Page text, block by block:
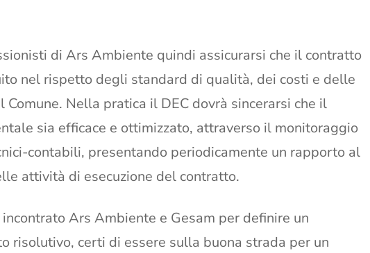
di Ars Ambiente quindi assicurarsi che il contratto
nel rispetto degli standard di qualità, dei costi e delle
Comune. Nella pratica il DEC dovrà sincerarsi che il
sia efficace e ottimizzato, attraverso il monitoraggio
contabili, presentando periodicamente un rapporto al
attività di esecuzione del contratto.
Ars Ambiente e Gesam per definire un
risolutivo, certi di essere sulla buona strada per un